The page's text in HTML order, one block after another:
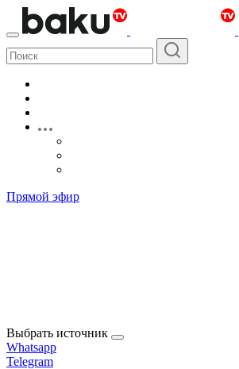
Прямой эфир
Выбрать источник
Whatsapp
Telegram